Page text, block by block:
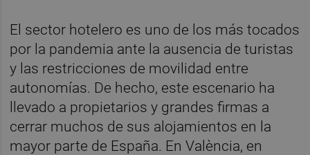
El sector hotelero es uno de los más tocados
por la pandemia ante la ausencia de turistas
y las restricciones de movilidad entre
autonomías. De hecho, este escenario ha
llevado a propietarios y grandes firmas a
cerrar muchos de sus alojamientos en la
mayor parte de España. En València, en